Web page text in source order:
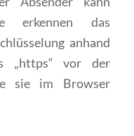
erkennen das
anhand
„https“ vor der
sie im Browser